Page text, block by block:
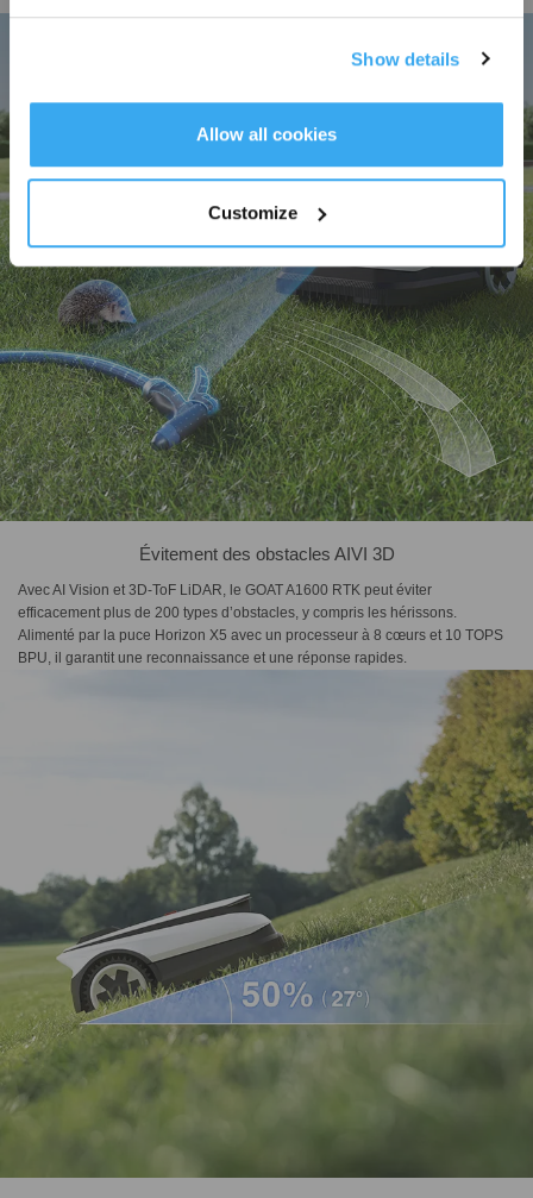
Show details
Allow all cookies
Customize
Évitement des obstacles AIVI 3D
Avec AI Vision et 3D-ToF LiDAR, le GOAT A1600 RTK peut éviter
efficacement plus de 200 types d’obstacles, y compris les hérissons.
Alimenté par la puce Horizon X5 avec un processeur à 8 cœurs et 10 TOPS
BPU, il garantit une reconnaissance et une réponse rapides.
€ sur leur première commande lorsque le paiement dépasse 1000 €.